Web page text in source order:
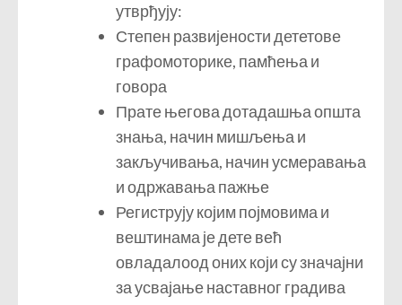
утврђују:
Степен развијености дететове
графомоторике, памћења и
говора
Прате његова дотадашња општа
знања, начин мишљења и
закључивања, начин усмеравања
и одржавања пажње
Региструју којим појмовима и
вештинама је дете већ
овладалоод оних који су значајни
за усвајање наставног градива